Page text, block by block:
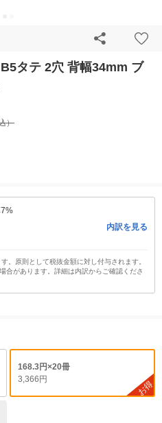
タテ 2穴 背幅34mm ブ
）
内訳を見る
。原則として税抜金額に対し付与されます。
合があります。詳細は内訳からご確認くださ
168.3円×20冊
3,366円
お得